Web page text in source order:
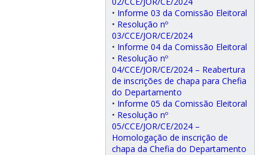
• Informe 03 da Comissão Eleitoral
• Resolução nº
03/CCE/JOR/CE/2024
• Informe 04 da Comissão Eleitoral
• Resolução nº
04/CCE/JOR/CE/2024 – Reabertura
de inscrições de chapa para Chefia
do Departamento
• Informe 05 da Comissão Eleitoral
• Resolução nº
05/CCE/JOR/CE/2024 –
Homologação de inscrição de
chapa da Chefia do Departamento